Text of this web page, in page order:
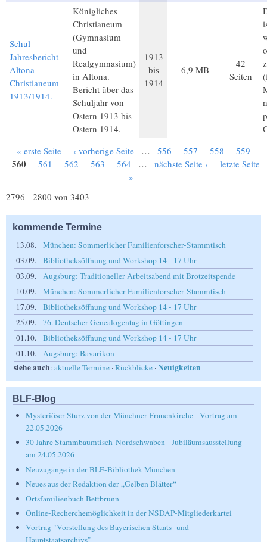
Schul-
Jahresbericht
Altona
Christianeum
1913/1914.
Königliches
Christianeum
(Gymnasium
und
Realgymnasium)
in Altona.
Bericht über das
Schuljahr von
Ostern 1913 bis
Ostern 1914.
1913
bis
1914
6,9 MB
42
Seiten
Seiten
« erste Seite ‹ vorherige Seite … 556 557 558 559
560 561 562 563 564 … nächste Seite ›
letzte Seite
»
2796 - 2800 von 3403
kommende Termine
13.08.
München: Sommerlicher Familienforscher-Stammtisch
03.09.
Bibliotheksöffnung und Workshop 14 - 17 Uhr
03.09.
Augsburg: Traditioneller Arbeitsabend mit Brotzeitspende
10.09.
München: Sommerlicher Familienforscher-Stammtisch
17.09.
Bibliotheksöffnung und Workshop 14 - 17 Uhr
25.09.
76. Deutscher Genealogentag in Göttingen
01.10.
Bibliotheksöffnung und Workshop 14 - 17 Uhr
01.10.
Augsburg: Bavarikon
siehe auch: aktuelle Termine ·Rückblicke ·Neuigkeiten
BLF-Blog
Mysteriöser Sturz von der Münchner Frauenkirche - Vortrag am
22.05.2026
30 Jahre Stammbaumtisch-Nordschwaben - Jubiläumsausstellung
am 24.05.2026
Neuzugänge in der BLF-Bibliothek München
Neues aus der Redaktion der „Gelben Blätter“
Ortsfamilienbuch Bettbrunn
Online-Recherchemöglichkeit in der NSDAP-Mitgliederkartei
Vortrag "Vorstellung des Bayerischen Staats- und
Hauptstaatsarchivs"